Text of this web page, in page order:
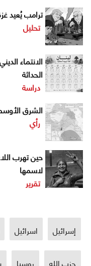
ترامب يُعيد
تحليل
الانتماء
الحداثة
دراسة
الشرق
رأي
حين تهرب
لاسمها
تقرير
إسرائيل اسرائيل
حزب الله روسيا